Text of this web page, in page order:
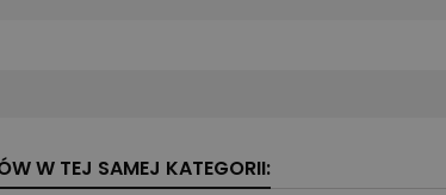
W TEJ SAMEJ KATEGORII: